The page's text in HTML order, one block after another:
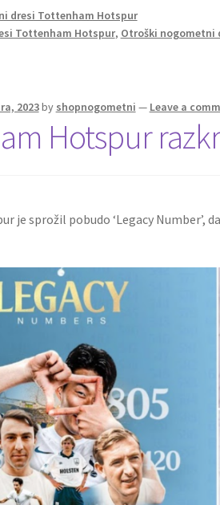
es
t
di
t
e
dresi Tottenham Hotspur
Tottenham Hotspur, Otroški nogometni
2023by shopnogometni — Leave a
Hotspur
je sprožil pobudo ‘Legacy Number’,